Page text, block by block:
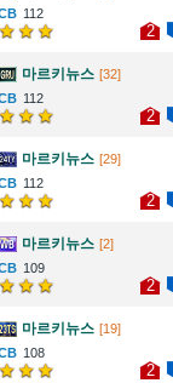
112
2
마르키뉴스 [32]
112
2
마르키뉴스 [29]
112
2
마르키뉴스 [2]
109
2
마르키뉴스 [19]
108
2